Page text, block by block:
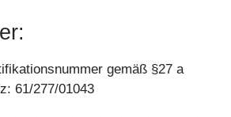
gemäß §27 a
61/277/01043